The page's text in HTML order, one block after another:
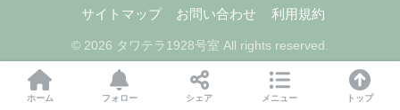
サイトマップ お問い合わせ 利用規約
© 2026 タワテラ1928号室 All rights reserved.
ホーム フォロー シェア メニュー トップ